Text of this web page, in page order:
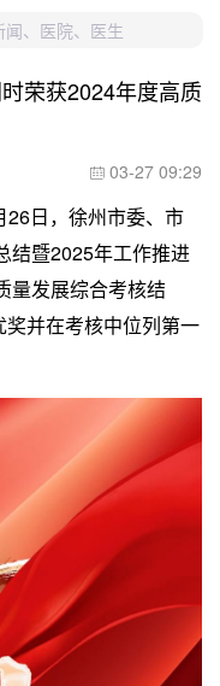
闻、医院、医生
荣获2024年度高质
 03-27 09:29
26日，徐州市委、市
结暨2025年工作推进
量发展综合考核结
并在考核中位列第一